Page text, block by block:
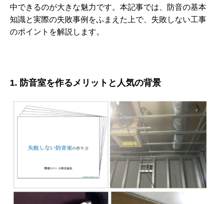
中できるのが大きな魅力です。本記事では、防音の基本
知識と実際の失敗事例をふまえた上で、失敗しない工事
のポイントを解説します。
1. 防音室を作るメリットと人気の背景